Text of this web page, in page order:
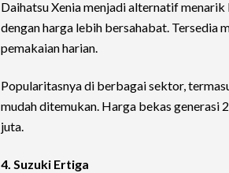
Daihatsu Xenia menjadi alternatif
dengan harga lebih bersahabat. Tersedia
pemakaian harian.
Popularitasnya di berbagai sektor,
mudah ditemukan. Harga bekas generasi
juta.
4. Suzuki Ertiga